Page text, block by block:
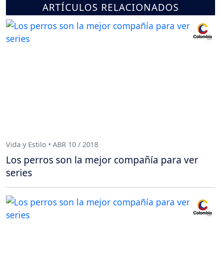
ARTÍCULOS RELACIONADOS
Vida y Estilo • ABR 10 / 2018
Los perros son la mejor compañía para ver
series